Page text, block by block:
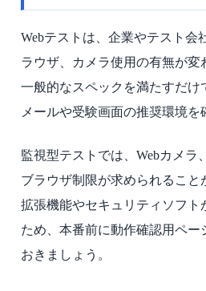
Webテストは、企業やテスト会
ラウザ、カメラ使用の有無が変
一般的なスペックを満たすだけ
メールや受験画面の推奨環境を
監視型テストでは、Webカメラ
ブラウザ制限が求められること
拡張機能やセキュリティソフト
ため、本番前に動作確認用ペー
おきましょう。